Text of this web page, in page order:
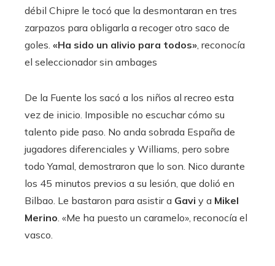
débil Chipre le tocó que la desmontaran en tres
zarpazos para obligarla a recoger otro saco de
goles. «Ha sido un alivio para todos» , reconocía
el seleccionador sin ambages
De la Fuente los sacó a los niños al recreo esta
vez de inicio. Imposible no escuchar cómo su
talento pide paso. No anda sobrada España de
jugadores diferenciales y Williams, pero sobre
todo Yamal, demostraron que lo son. Nico durante
los 45 minutos previos a su lesión, que dolió en
Bilbao. Le bastaron para asistir a Gavi y a Mikel
Merino . «Me ha puesto un caramelo», reconocía el
vasco.